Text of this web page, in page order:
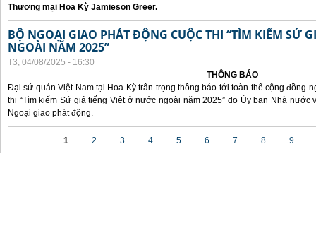
Thương mại Hoa Kỳ Jamieson Greer.
BỘ NGOẠI GIAO PHÁT ĐỘNG CUỘC THI “TÌM KIẾM SỨ
NGOÀI NĂM 2025”
T3, 04/08/2025 - 16:30
THÔNG BÁO
Đại sứ quán Việt Nam tại Hoa Kỳ trân trọng thông báo tới toàn thể cộng đồng
thi “Tìm kiếm Sứ giả tiếng Việt ở nước ngoài năm 2025” do Ủy ban Nhà
Ngoại giao phát động.
1 2 3 4 5 6 7 8 9